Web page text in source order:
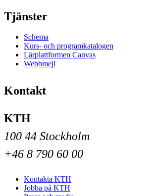
Tjänster
Schema
Kurs- och programkatalogen
Lärplattformen Canvas
Webbmejl
Kontakt
KTH
100 44 Stockholm
+46 8 790 60 00
Kontakta KTH
Jobba på KTH